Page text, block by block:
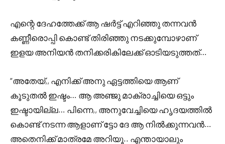
എന്റെ ദേഹത്തേക്ക് ആ ഷർട്ട് എറിഞ്ഞു തന്നവൻ
കണ്ണീരൊപ്പി കൊണ്ട് തിരിഞ്ഞു നടക്കുമ്പോഴാണ്
ഇളയ അനിയൻ തനിക്കരികിലേക്ക് ഓടിയടുത്തത്…
“അതേയ്,, എനിക്ക് അനു ഏട്ടത്തിയെ ആണ്
കൂടുതൽ ഇഷ്ടം… ആ അഞ്ജു മാക്രാച്ചിയെ ഒട്ടും
ഇഷ്ടായില്ല… പിന്നെ,, അനുവേച്ചിയെ ഹൃദയത്തിൽ
കൊണ്ട് നടന്ന ആളാണ് ട്ടോ ദേ ആ നിൽക്കുന്നവൻ…
അതെനിക്ക് മാത്രമേ അറിയൂ.. എന്തായാലും